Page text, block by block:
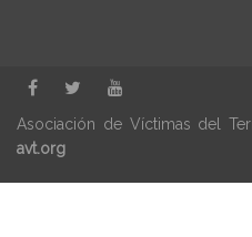
Asociación de Víctimas del
avt.org